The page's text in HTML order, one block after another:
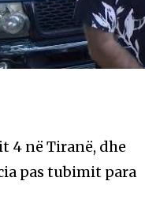
4 në Tiranë, dhe
pas tubimit para